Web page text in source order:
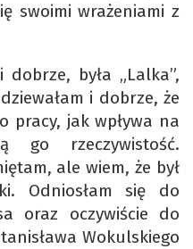
swoimi wrażeniami z
była „Lalka”,
i dobrze, że
pracy, jak wpływa na
go rzeczywistość.
ale wiem, że był
Odniosłam się do
oraz oczywiście do
Wokulskiego